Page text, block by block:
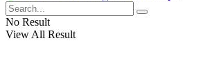
No Result
View All Result